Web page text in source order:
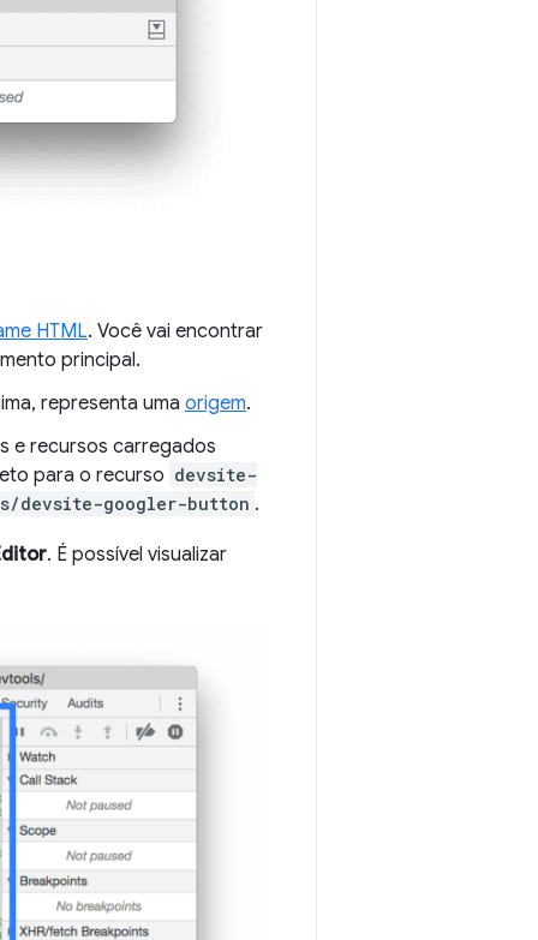
HTML. Você vai encontrar
principal.
representa uma origem.
e recursos carregados
para o recurso devsite-
devsite-googler-button .
. É possível visualizar